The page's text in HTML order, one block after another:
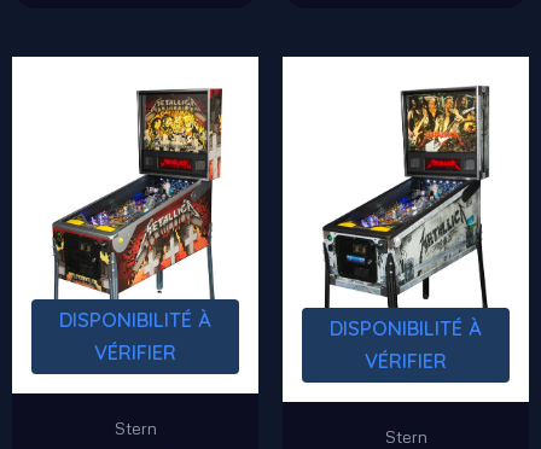
DISPONIBILITÉ À
VÉRIFIER
Stern
DISPONIBILITÉ À
VÉRIFIER
Stern